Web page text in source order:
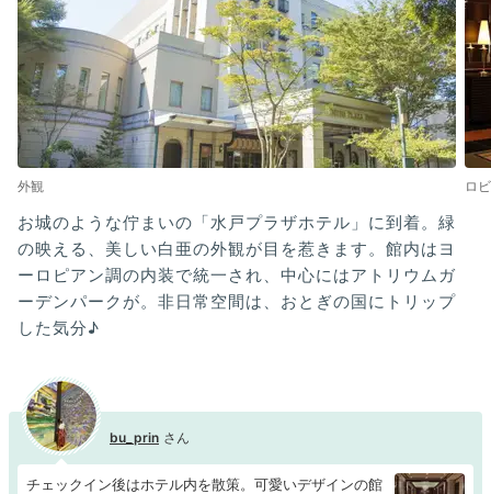
外観 ロ
お城のような佇まいの「水戸プラザホテル」に到着。緑
の映える、美しい白亜の外観が目を惹きます。館内はヨ
ーロピアン調の内装で統一され、中心にはアトリウムガ
ーデンパークが。非日常空間は、おとぎの国にトリップ
した気分♪
bu_prin
チェックイン後はホテル内を散策。可愛いデザインの館